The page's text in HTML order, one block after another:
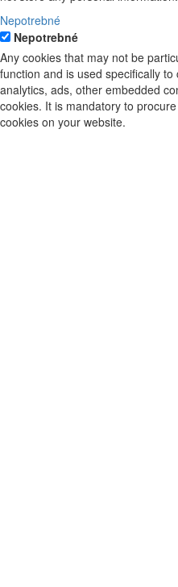
Nepotrebné
Nepotrebné
Any cookies that may not be
function and is used specifically
analytics, ads, other embedded
cookies. It is mandatory to
cookies on your website.